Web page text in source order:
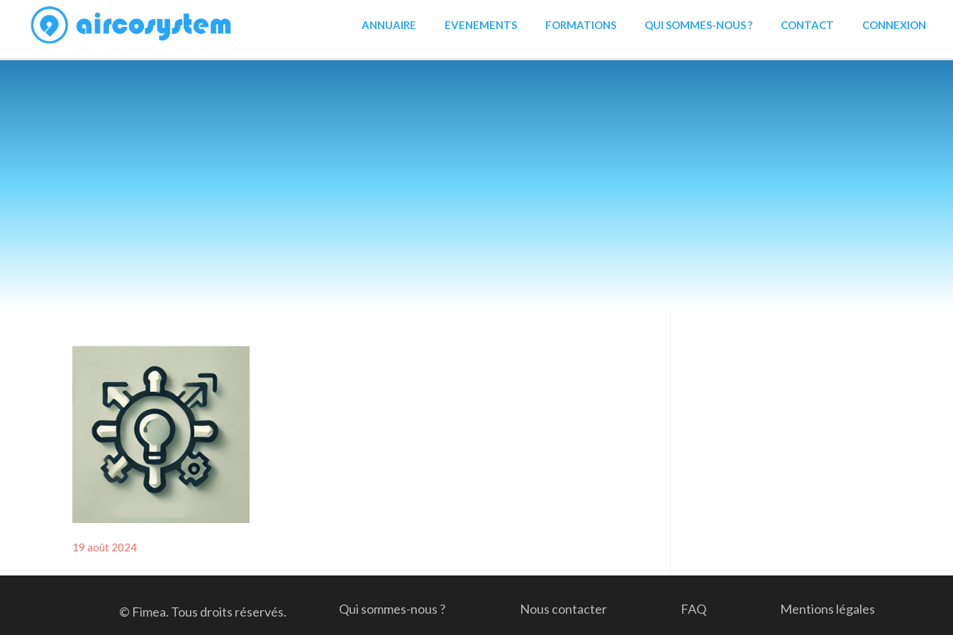
ANNUAIRE EVENEMENTS FORMATIONS QUI SOMMES-NOUS ? CONTACT CONNEXION
Posted
19 août 2024
© Fimea. Tous droits réservés. Qui sommes-nous ? Nous contacter FAQ Mentions légales